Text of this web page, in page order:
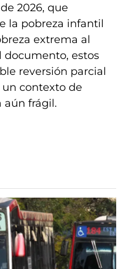
2026, que
la pobreza infantil
extrema al
documento, estos
reversión parcial
contexto de
aún frágil.